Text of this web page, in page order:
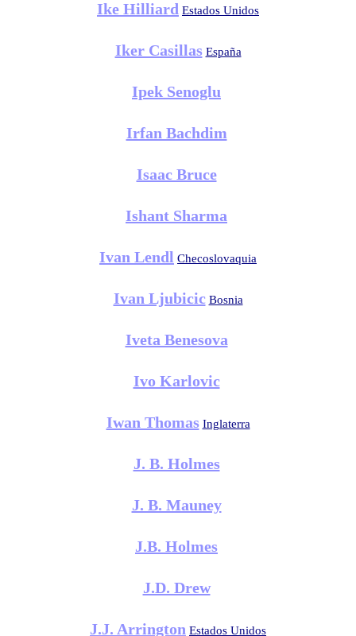
Ike Hilliard Estados Unidos
Iker Casillas España
Ipek Senoglu
Irfan Bachdim
Isaac Bruce
Ishant Sharma
Ivan Lendl Checoslovaquia
Ivan Ljubicic Bosnia
Iveta Benesova
Ivo Karlovic
Iwan Thomas Inglaterra
J. B. Holmes
J. B. Mauney
J.B. Holmes
J.D. Drew
J.J. Arrington Estados Unidos